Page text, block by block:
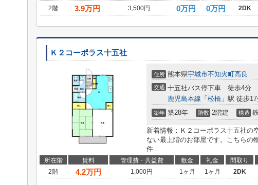
2階
3.9万円 3,500円 0万円 0万円 2DK
Ｋ２コーポラス十五社
住所 熊本県宇城市不知火町高良
交通 十五社バス停下車 徒歩4分
鹿児島本線 「 松橋 」駅 徒歩
築年 築28年 階数 2階建 構造
新着情報：Ｋ２コーポラス十五社の
ない最上階のお部屋です。こちらの
件...
所在階 賃料 管理費・共益費 敷金 礼金 間取り
2階
4.2万円 1,000円 1ヶ月 1ヶ月 2DK